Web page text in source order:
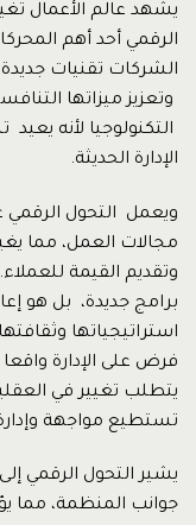
يشهد عالم الأعمال
الرقمي أحد أهم
الشركات تقنيات
وتعزيز ميزاتها
التكنولوجيا لأنه
الإدارة الحديثة.
ويعمل التحول الرقمي
مجالات العمل، مما
وتقديم القيمة
برامج جديدة، بل هو
استراتيجياتها
فرض على الإدارة
يتطلب تغيير في
تستطيع مواجهة
يشير التحول الرقمي
جوانب المنظمة، مما